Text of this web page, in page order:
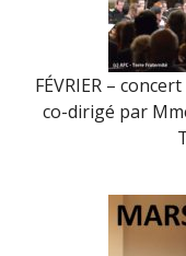
FÉVRIER –
co-dirigé par